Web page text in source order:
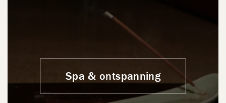
Spa & ontspanning